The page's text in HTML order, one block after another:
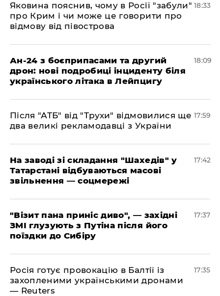
​Яковина пояснив, чому в Росії "забули"
про Крим і чи може це говорити про
відмову від півострова
18:33
​Ан-24 з боєприпасами та другий
дрон: нові подробиці інциденту біля
українського літака в Лейпцигу
18:09
​Після "АТБ" від "Трухи" відмовилися ще
два великі рекламодавці з України
17:59
​На заводі зі складання "Шахедів" у
Татарстані відбуваються масові
звільнення — соцмережі
17:42
"Візит пана приніс диво", — західні
ЗМІ глузують з Путіна після його
поїздки до Сибіру
17:37
Росія готує провокацію в Балтії із
захопленими українськими дронами
— Reuters
17:35